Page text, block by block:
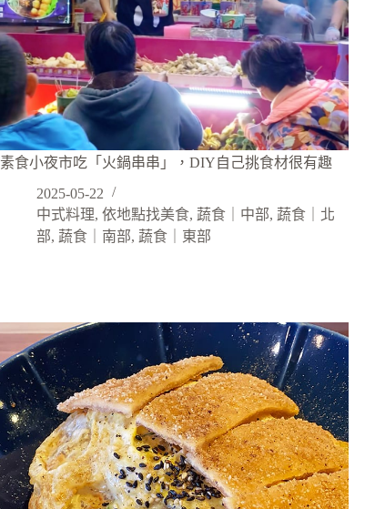
素食小夜市吃「火鍋串串」，DIY自己挑食材很有趣
2025-05-22
中式料理, 依地點找美食, 蔬食｜中部, 蔬食｜北
部, 蔬食｜南部, 蔬食｜東部